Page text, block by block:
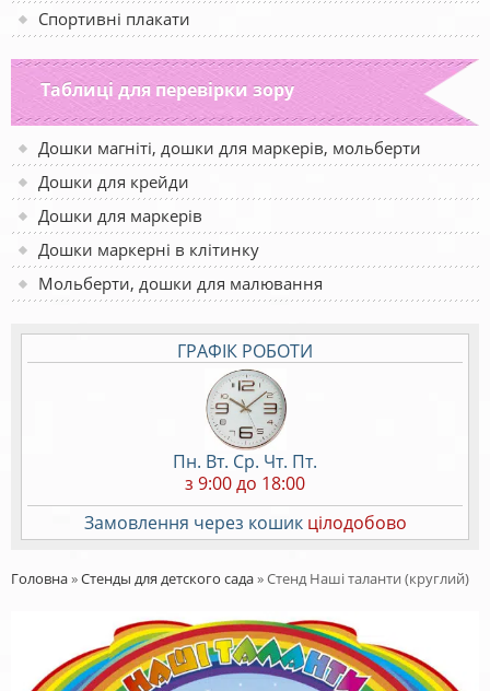
Спортивні плакати
Таблиці для перевірки зору
Дошки магніті, дошки для маркерів, мольберти
Дошки для крейди
Дошки для маркерів
Дошки маркерні в клітинку
Мольберти, дошки для малювання
ГРАФІК РОБОТИ
Пн. Вт. Ср. Чт. Пт.
з 9:00 до 18:00
Замовлення через кошик цілодобово
Головна»Стенды для детского сада»Стенд Наші таланти (круглий)